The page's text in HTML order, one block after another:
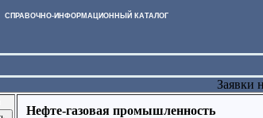
ИНФОРМАЦИОННЫЙ КАТАЛОГ
Заявки
Нефте-газовая промышленность